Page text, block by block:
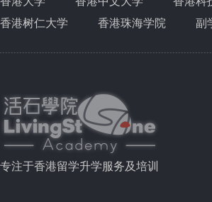
香港树仁大学
香港珠海学院 副
专注于香港留学升学服务及培训